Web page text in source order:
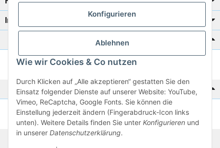
Konfigurieren
Ablehnen
Wie wir Cookies & Co nutzen
Durch Klicken auf „Alle akzeptieren“ gestatten Sie den
Einsatz folgender Dienste auf unserer Website: YouTube,
Vimeo, ReCaptcha, Google Fonts. Sie können die
Einstellung jederzeit ändern (Fingerabdruck-Icon links
unten). Weitere Details finden Sie unter Konfigurieren und
in unserer Datenschutzerklärung.
Informationen
Katalog zur Hand?
Zur Schnellbestellung
Noch kein Katalog?
Preisliste anschauen
© 2026 subtiel-shop.de